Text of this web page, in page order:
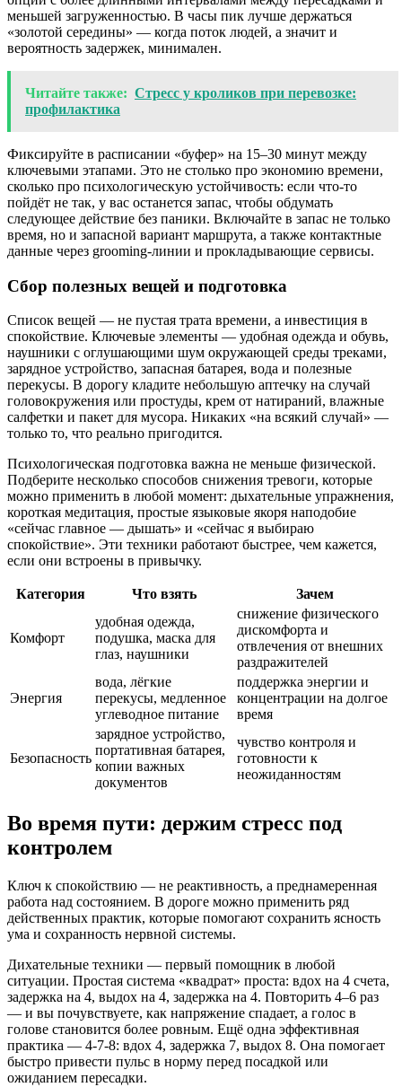
меньшей загруженностью. В часы пик лучше держаться
«золотой середины» — когда поток людей, а значит и
вероятность задержек, минимален.
Читайте также: Стресс у кроликов при перевозке:
профилактика
Фиксируйте в расписании «буфер» на 15–30 минут между
ключевыми этапами. Это не столько про экономию времени,
сколько про психологическую устойчивость: если что-то
пойдёт не так, у вас останется запас, чтобы обдумать
следующее действие без паники. Включайте в запас не только
время, но и запасной вариант маршрута, а также контактные
данные через grooming-линии и прокладывающие сервисы.
Сбор полезных вещей и подготовка
Список вещей — не пустая трата времени, а инвестиция в
спокойствие. Ключевые элементы — удобная одежда и обувь,
наушники с оглушающими шум окружающей среды треками,
зарядное устройство, запасная батарея, вода и полезные
перекусы. В дорогу кладите небольшую аптечку на случай
головокружения или простуды, крем от натираний, влажные
салфетки и пакет для мусора. Никаких «на всякий случай» —
только то, что реально пригодится.
Психологическая подготовка важна не меньше физической.
Подберите несколько способов снижения тревоги, которые
можно применить в любой момент: дыхательные упражнения,
короткая медитация, простые языковые якоря наподобие
«сейчас главное — дышать» и «сейчас я выбираю
спокойствие». Эти техники работают быстрее, чем кажется,
если они встроены в привычку.
Категория Что взять Зачем
Комфорт
удобная одежда,
подушка, маска для
глаз, наушники
снижение физического
дискомфорта и
отвлечения от внешних
раздражителей
Энергия
вода, лёгкие
перекусы, медленное
углеводное питание
поддержка энергии и
концентрации на долгое
время
Безопасность
зарядное устройство,
портативная батарея,
копии важных
документов
чувство контроля и
готовности к
неожиданностям
Во время пути: держим стресс под
контролем
Ключ к спокойствию — не реактивность, а преднамеренная
работа над состоянием. В дороге можно применить ряд
действенных практик, которые помогают сохранить ясность
ума и сохранность нервной системы.
Дихательные техники — первый помощник в любой
ситуации. Простая система «квадрат» проста: вдох на 4 счета,
задержка на 4, выдох на 4, задержка на 4. Повторить 4–6 раз
— и вы почувствуете, как напряжение спадает, а голос в
голове становится более ровным. Ещё одна эффективная
практика — 4-7-8: вдох 4, задержка 7, выдох 8. Она помогает
быстро привести пульс в норму перед посадкой или
ожиданием пересадки.